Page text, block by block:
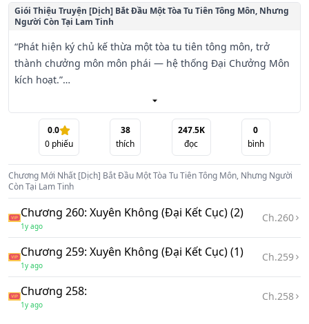
Giói Thiệu Truyện [Dịch] Bắt Đầu Một Tòa Tu Tiên Tông Môn, Nhưng
Người Còn Tại Lam Tinh
“Phát hiện ký chủ kế thừa một tòa tu tiên tông môn, trở
thành chưởng môn môn phái — hệ thống Đại Chưởng Môn
kích hoạt.”
Nhìn tấm biển cũ kỹ đề “Học viện Kỹ thuật Nghề nghiệp
Thục Sơn” treo trước giảng đường đã xuống cấp, hiệu
trưởng Tần Thiên chỉ biết trầm mặc suy nghĩ.
“Phía trước là nữ tử sở hữu Thiên Linh Căn — thiên tư ngàn
năm khó gặp. Xin mời ký chủ thu nhận nàng vào sơn môn.”
Nhìn người nữ cảnh sát đang bắt giữ tội phạm trước mặt,
Tần Thiên đưa tay gãi đầu, hơi do dự.
“Phía trước là thiếu niên sinh ra đã mang Kiếm Thể, là kỳ
tài trăm năm có một trong đường tu kiếm. Xin mời ký chủ
thu nhận hắn vào sơn môn.”
Nhìn cậu thiếu niên ngồi xe lăn đang tự đẩy đi một mình,
Tần Thiên khẽ vuốt cằm suy ngẫm.
0.0
0 phiếu
38
thích
247.5K
đọc
0
bình
Chương Mới Nhất [Dịch] Bắt Đầu Một Tòa Tu Tiên Tông Môn, Nhưng Người
Còn Tại Lam Tinh
Chương 260: Xuyên Không (Đại Kết Cục) (2)
1y ago
Ch.260
Chương 259: Xuyên Không (Đại Kết Cục) (1)
1y ago
Ch.259
Chương 258:
1y ago
Ch.258